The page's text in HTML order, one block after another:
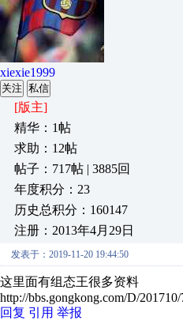
xiexie1999
关注 私信
[版主]
精华：1帖
求助：12帖
帖子：717帖 | 3885回
年度积分：23
历史总积分：160147
注册：2013年4月29日
发表于：2019-11-20 19:44:50
这里面有组态王很多资料
http://bbs.gongkong.com/D/
回复 引用 举报